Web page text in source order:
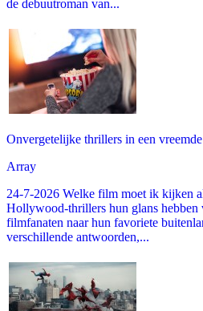
de debuutroman van...
Onvergetelijke thrillers in een
Array
24-7-2026 Welke film moet ik kijken
Hollywood-thrillers hun glans hebben
filmfanaten naar hun favoriete
verschillende antwoorden,...